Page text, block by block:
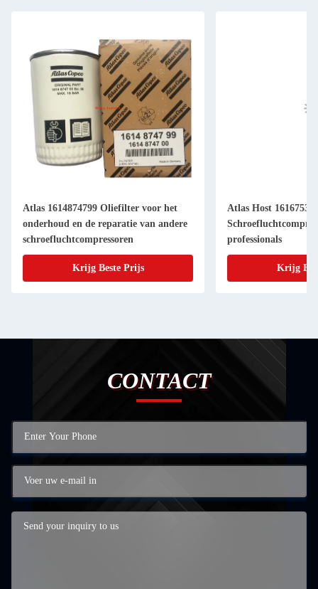
Atlas 1614874799 Oliefilter voor het
onderhoud en de reparatie van andere
schroefluchtcompressoren
Krijg Beste Prijs
Atlas Host
professionals
Krijg
CONTACT